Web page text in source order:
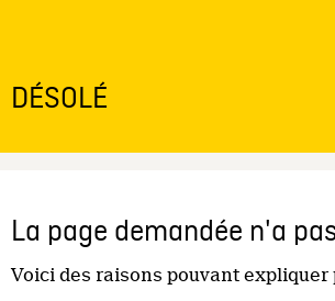
DÉSOLÉ
La page demandée n'a
Voici des raisons pouvant expliquer